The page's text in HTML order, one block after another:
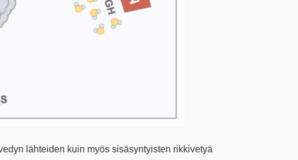
lähteiden kuin myös sisäsyntyisten rikkivetyä